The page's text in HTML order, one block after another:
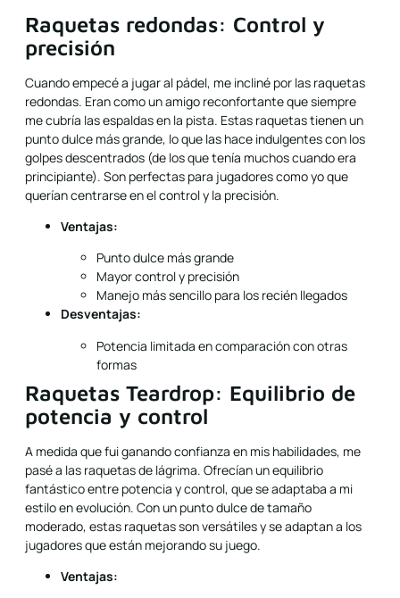
Raquetas redondas: Control y
precisión
Cuando empecé a jugar al pádel, me incliné por las raquetas
redondas. Eran como un amigo reconfortante que siempre
me cubría las espaldas en la pista. Estas raquetas tienen un
punto dulce más grande, lo que las hace indulgentes con los
golpes descentrados (de los que tenía muchos cuando era
principiante). Son perfectas para jugadores como yo que
querían centrarse en el control y la precisión.
Ventajas:
Punto dulce más grande
Mayor control y precisión
Manejo más sencillo para los recién llegados
Desventajas:
Potencia limitada en comparación con otras
formas
Raquetas Teardrop: Equilibrio de
potencia y control
A medida que fui ganando confianza en mis habilidades, me
pasé a las raquetas de lágrima. Ofrecían un equilibrio
fantástico entre potencia y control, que se adaptaba a mi
estilo en evolución. Con un punto dulce de tamaño
moderado, estas raquetas son versátiles y se adaptan a los
jugadores que están mejorando su juego.
Ventajas: